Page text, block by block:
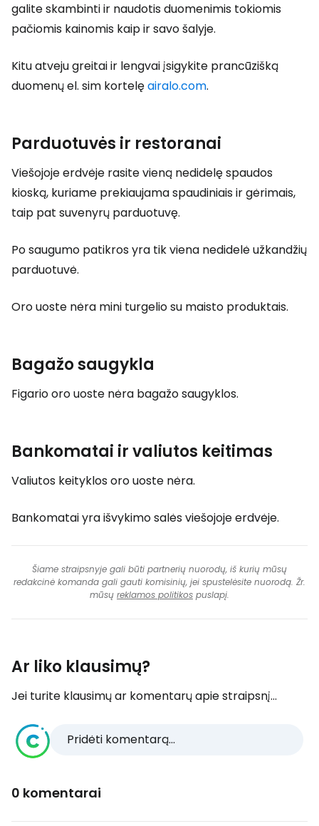
galite skambinti ir naudotis duomenimis tokiomis
pačiomis kainomis kaip ir savo šalyje.
Kitu atveju greitai ir lengvai įsigykite prancūzišką
duomenų el. sim kortelęairalo.com.
Parduotuvės ir restoranai
Viešojoje erdvėje rasite vieną nedidelę spaudos
kioską, kuriame prekiaujama spaudiniais ir gėrimais,
taip pat suvenyrų parduotuvę.
Po saugumo patikros yra tik viena nedidelė užkandžių
parduotuvė.
Oro uoste nėra mini turgelio su maisto produktais.
Bagažo saugykla
Figario oro uoste nėra bagažo saugyklos.
Bankomatai ir valiutos keitimas
Valiutos keityklos oro uoste nėra.
Bankomatai yra išvykimo salės viešojoje erdvėje.
Šiame straipsnyje gali būti partnerių nuorodų, iš kurių mūsų
redakcinė komanda gali gauti komisinių, jei spustelėsite nuorodą. Žr.
mūsų reklamos politikos puslapį.
Ar liko klausimų?
Jei turite klausimų ar komentarų apie straipsnį...
Pridėti komentarą...
0 komentarai